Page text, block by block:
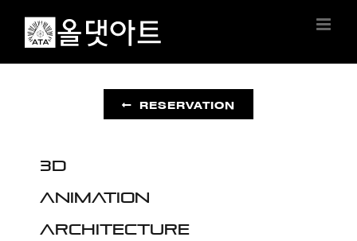
content
RESERVATION
3D
Animation
Architecture